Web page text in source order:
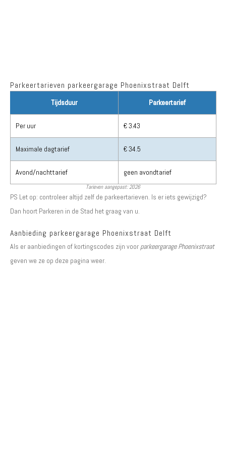
Parkeertarieven parkeergarage Phoenixstraat Delft
Tijdsduur Parkeertarief
Per uur € 3.43
Maximale dagtarief € 34.5
Avond/nachttarief geen avondtarief
Tarieven aangepast: 2026
PS Let op: controleer altijd zelf de parkeertarieven. Is er iets gewijzigd?
Dan hoort Parkeren in de Stad het graag van u.
Aanbieding parkeergarage Phoenixstraat Delft
Als er aanbiedingen of kortingscodes zijn voor parkeergarage Phoenixstraat
geven we ze op deze pagina weer.